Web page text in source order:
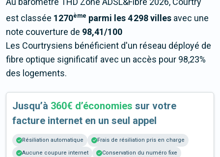
est classée 1270ème parmi les 4 298 villes avec une
note couverture de 98,41/100
Les Courtrysiens bénéficient d'un réseau déployé de
fibre optique significatif avec un accès pour 98,23%
des logements.
Jusqu’à 360€ d’économies sur votre
facture internet en un seul appel
Résiliation automatique
Frais de résiliation pris en charge
Aucune coupure internet
Conservation du numéro fixe